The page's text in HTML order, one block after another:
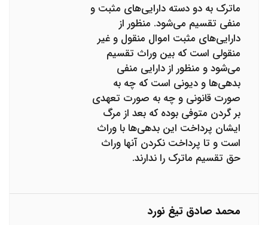
ماترک به دو دسته دارایی‌های مثبت و
منفی تقسیم می‌شود. منظور از
دارایی‌های مثبت اموال منقول و غیر
منقولی است که بین وراث تقسیم
می‌شود و منظور از دارایی منفی
بدهی‌ها و دیونی است که چه به
صورت قانونی و چه به صورت تعهدی
بر گردن متوفی بوده که بعد از مرگ
ایشان پرداخت این بدهی‌ها با وراث
است و تا پرداخت نکردن آنها وراث
حق تقسیم ماترک را ندارند.
محمد صادق تیغ نورد